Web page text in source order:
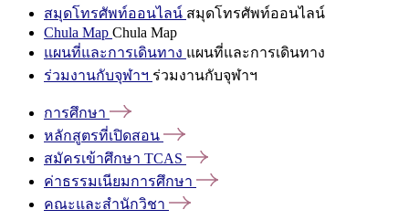
สมุดโทรศัพท์ออนไลน์ สมุดโทรศัพท์ออนไลน์
Chula Map Chula Map
แผนที่และการเดินทาง แผนที่และการเดินทาง
ร่วมงานกับจุฬาฯ ร่วมงานกับจุฬาฯ
การศึกษา
หลักสูตรที่เปิดสอน
สมัครเข้าศึกษา TCAS
ค่าธรรมเนียมการศึกษา
คณะและสำนักวิชา